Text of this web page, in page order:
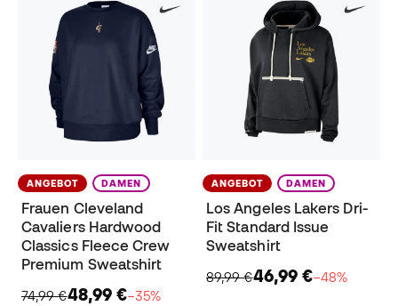
ANGEBOT DAMEN
Frauen Cleveland
Cavaliers Hardwood
Classics Fleece Crew
Premium Sweatshirt
74,99 €48,99 €−35%
ANGEBOT DAMEN
Los Angeles Lakers Dri-
Fit Standard Issue
Sweatshirt
89,99 €46,99 €−48%